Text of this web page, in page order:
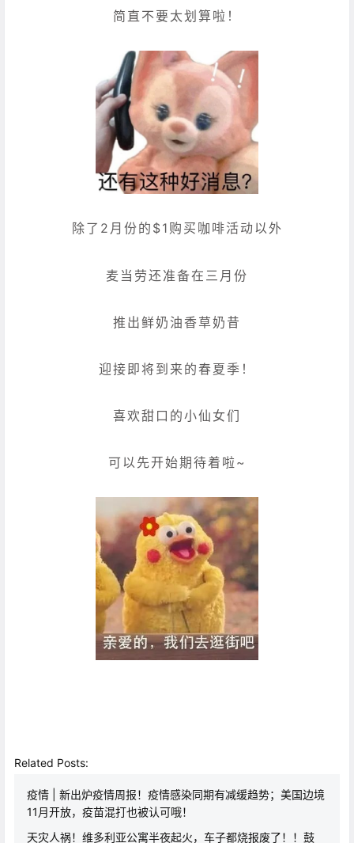
简直不要太划算啦！
除了2月份的$1购买咖啡活动以外
麦当劳还准备在三月份
推出鲜奶油香草奶昔
迎接即将到来的春夏季！
喜欢甜口的小仙女们
可以先开始期待着啦~
Related Posts:
疫情 | 新出炉疫情周报！疫情感染同期有减缓趋势；美国边境
11月开放，疫苗混打也被认可哦！
天灾人祸！维多利亚公寓半夜起火，车子都烧报废了！！鼓